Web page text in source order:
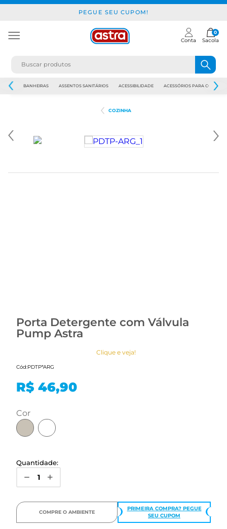
PEGUE SEU CUPOM!
Conta
0
Sacola
JAPI BANHEIRAS ASSENTOS SANITÁRIOS ACESSIBILIDADE ACESSÓRIOS PARA
COZINHA
Porta Detergente com Válvula
Pump Astra
Clique e veja!
Cód:PDTP*ARG
R$ 46,90
cor
Quantidade:
COMPRE O AMBIENTE
PRIMEIRA COMPRA? PEGUE
SEU CUPOM